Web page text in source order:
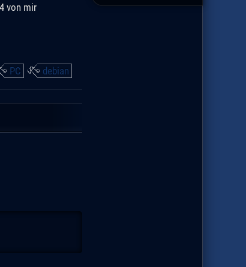
von mir
PC debian